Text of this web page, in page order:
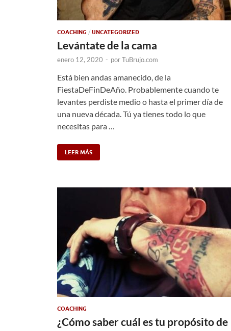
COACHING / UNCATEGORIZED
Levántate de la cama
enero 12, 2020 - porTuBrujo.com
Está bien andas amanecido, de la
FiestaDeFinDeAño. Probablemente cuando te
levantes perdiste medio o hasta el primer día de
una nueva década. Tú ya tienes todo lo que
necesitas para …
LEER MÁS
COACHING
¿Cómo saber cuál es tu propósito de